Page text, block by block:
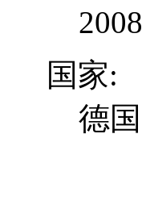
2008
国家:
德国